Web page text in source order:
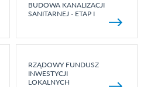
BUDOWA KANALIZACJI
SANITARNEJ - ETAP I
RZĄDOWY FUNDUSZ
INWESTYCJI
LOKALNYCH